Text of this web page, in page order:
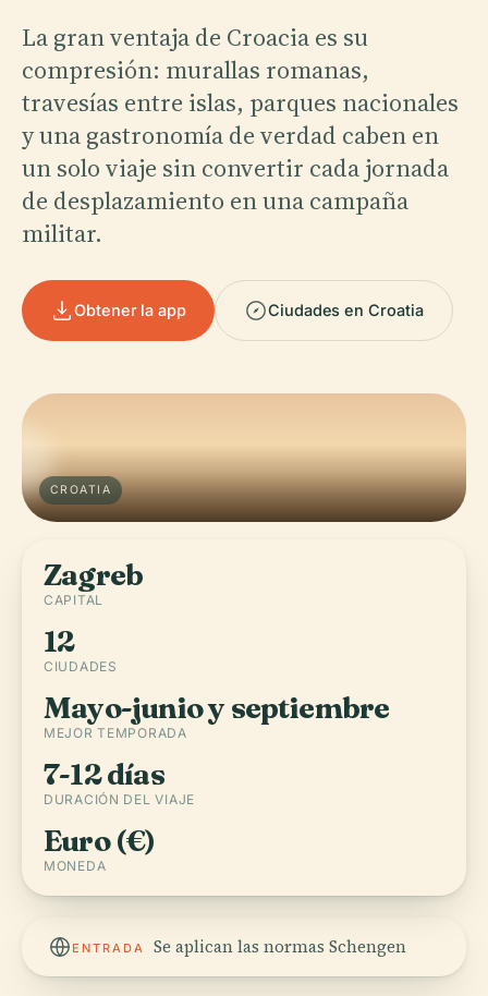
La gran ventaja de Croacia es su
compresión: murallas romanas,
travesías entre islas, parques nacionales
y una gastronomía de verdad caben en
un solo viaje sin convertir cada jornada
de desplazamiento en una campaña
militar.
Obtener la app Ciudades en Croatia
CROATIA
Zagreb
CAPITAL
12
CIUDADES
Mayo-junio y septiembre
MEJOR TEMPORADA
7-12 días
DURACIÓN DEL VIAJE
Euro (€)
MONEDA
ENTRADA Se aplican las normas Schengen